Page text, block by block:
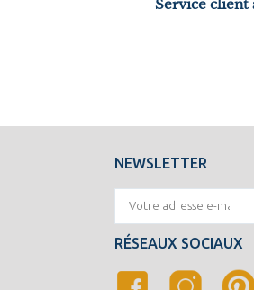
Service client
NEWSLETTER
RÉSEAUX SOCIAUX